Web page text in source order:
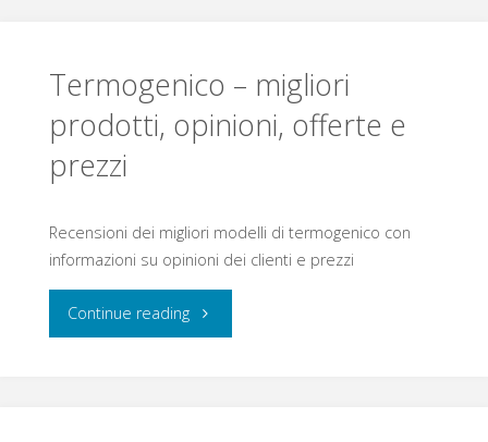
opinioni,
prezzi"
Termogenico – migliori
prodotti, opinioni, offerte e
prezzi
Recensioni dei migliori modelli di termogenico con
informazioni su opinioni dei clienti e prezzi
Continue reading"Termogenico